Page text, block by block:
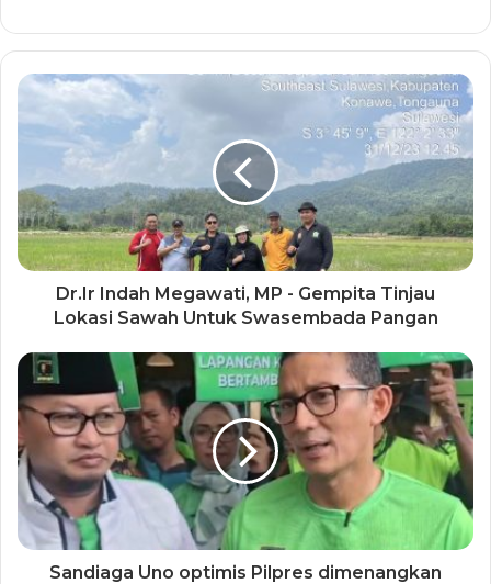
Dr.Ir Indah Megawati, MP - Gempita Tinjau
Lokasi Sawah Untuk Swasembada Pangan
Sandiaga Uno optimis Pilpres dimenangkan